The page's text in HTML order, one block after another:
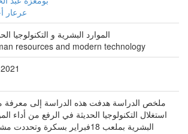
عرعار
الموارد البشرية و التكنولوجيا
resources and modern technology
ملخص الدراسة هدفت هذه الدراسة إلى معرفة
استغلال التكنولوجيا الحديثة في الرفع من أداء
البشرية بملعب 18فبراير بسكرة